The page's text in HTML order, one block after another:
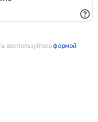
воспользуйтесьформой